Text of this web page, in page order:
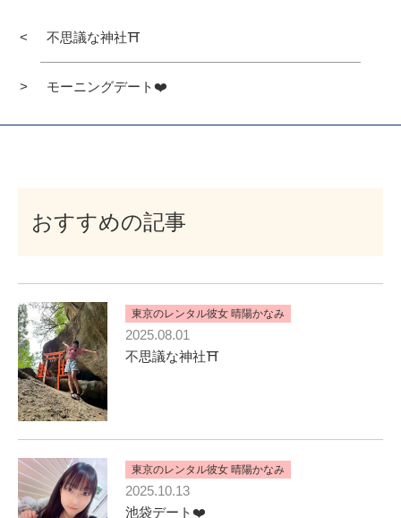
不思議な神社⛩️
モーニングデート❤️
おすすめの記事
東京のレンタル彼女 晴陽かなみ
2025.08.01
不思議な神社⛩️
東京のレンタル彼女 晴陽かなみ
2025.10.13
池袋デート❤️